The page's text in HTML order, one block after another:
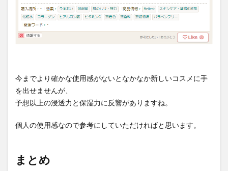
今までより確かな使用感がないとなかなか新しいコスメに手
を出せませんが、
予想以上の浸透力と保湿力に反響がありますね。
個人の使用感なので参考にしていただければと思います。
まとめ